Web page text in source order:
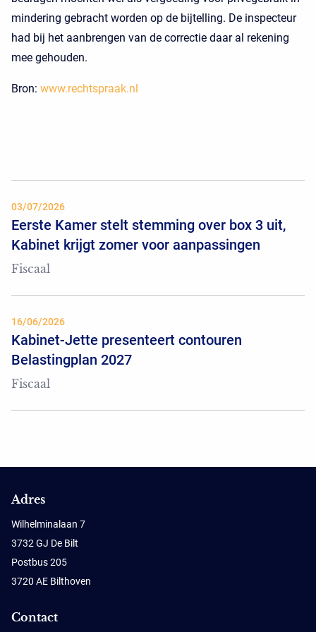
mindering gebracht worden op de bijtelling. De inspecteur
had bij het aanbrengen van de correctie daar al rekening
mee gehouden.
Bron: www.rechtspraak.nl
03/07/2026
Eerste Kamer stelt stemming over box 3 uit,
Kabinet krijgt zomer voor aanpassingen
Fiscaal
16/06/2026
Kabinet-Jette presenteert contouren
Belastingplan 2027
Fiscaal
Adres
Wilhelminalaan 7
3732 GJ De Bilt
Postbus 205
3720 AE Bilthoven
Contact